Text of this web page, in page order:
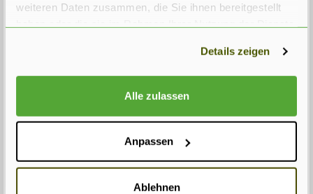
weiteren Daten zusammen, die Sie ihnen bereitgestellt
Details zeigen
Alle zulassen
Anpassen
Ablehnen
(vertikal). Dadurch ist die Pflanze am Anfang weniger
durchsichtig als die normale Leyland-Zypresse. Weil die Zweige
nach oben wachsen, bleibt die Hecke der Leylandii 2001 von
weniger von Belang. Letztendlich wird die Hecke mit der
normalen Leyland-Zypresse aber dichter und fester
(Schneeverträglicher) als mit der 2001, weil sich die horizontalen